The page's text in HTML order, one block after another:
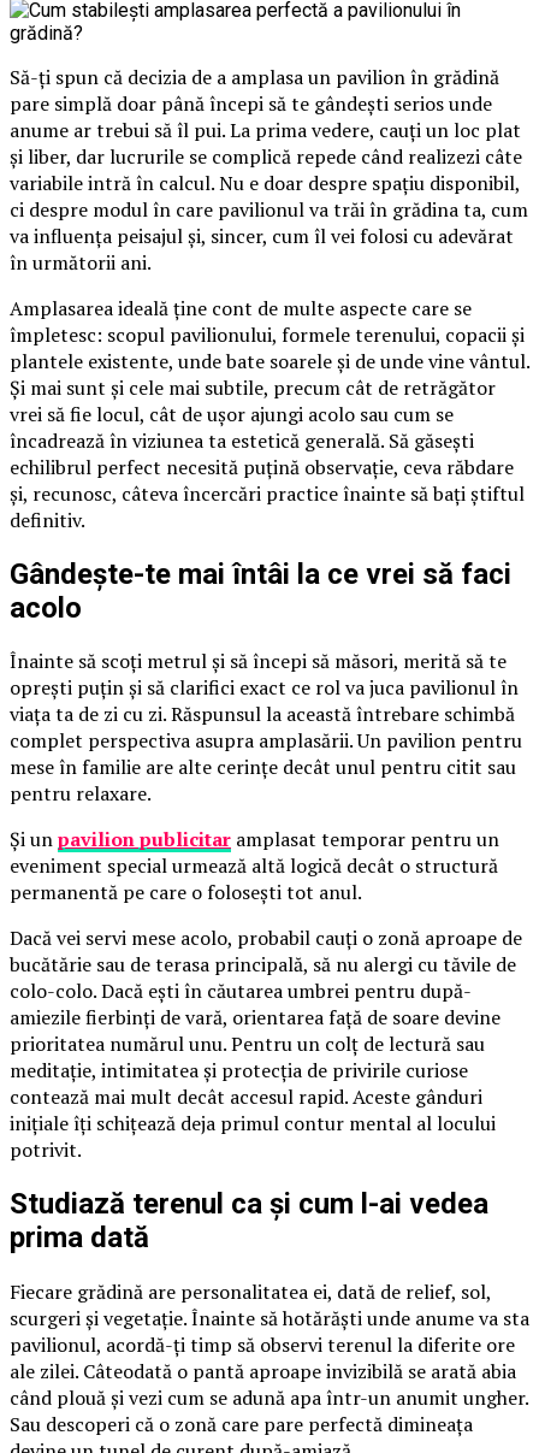
Să-ți spun că decizia de a amplasa un pavilion în grădină
pare simplă doar până începi să te gândești serios unde
anume ar trebui să îl pui. La prima vedere, cauți un loc plat
și liber, dar lucrurile se complică repede când realizezi câte
variabile intră în calcul. Nu e doar despre spațiu disponibil,
ci despre modul în care pavilionul va trăi în grădina ta, cum
va influența peisajul și, sincer, cum îl vei folosi cu adevărat
în următorii ani.
Amplasarea ideală ține cont de multe aspecte care se
împletesc: scopul pavilionului, formele terenului, copacii și
plantele existente, unde bate soarele și de unde vine vântul.
Și mai sunt și cele mai subtile, precum cât de retrăgător
vrei să fie locul, cât de ușor ajungi acolo sau cum se
încadrează în viziunea ta estetică generală. Să găsești
echilibrul perfect necesită puțină observație, ceva răbdare
și, recunosc, câteva încercări practice înainte să bați știftul
definitiv.
Gândește-te mai întâi la ce vrei să faci
acolo
Înainte să scoți metrul și să începi să măsori, merită să te
oprești puțin și să clarifici exact ce rol va juca pavilionul în
viața ta de zi cu zi. Răspunsul la această întrebare schimbă
complet perspectiva asupra amplasării. Un pavilion pentru
mese în familie are alte cerințe decât unul pentru citit sau
pentru relaxare.
Și unpavilion publicitar amplasat temporar pentru un
eveniment special urmează altă logică decât o structură
permanentă pe care o folosești tot anul.
Dacă vei servi mese acolo, probabil cauți o zonă aproape de
bucătărie sau de terasa principală, să nu alergi cu tăvile de
colo-colo. Dacă ești în căutarea umbrei pentru după-
amiezile fierbinți de vară, orientarea față de soare devine
prioritatea numărul unu. Pentru un colț de lectură sau
meditație, intimitatea și protecția de privirile curiose
contează mai mult decât accesul rapid. Aceste gânduri
inițiale îți schițează deja primul contur mental al locului
potrivit.
Studiază terenul ca și cum l-ai vedea
prima dată
Fiecare grădină are personalitatea ei, dată de relief, sol,
scurgeri și vegetație. Înainte să hotărăști unde anume va sta
pavilionul, acordă-ți timp să observi terenul la diferite ore
ale zilei. Câteodată o pantă aproape invizibilă se arată abia
când plouă și vezi cum se adună apa într-un anumit ungher.
Sau descoperi că o zonă care pare perfectă dimineața